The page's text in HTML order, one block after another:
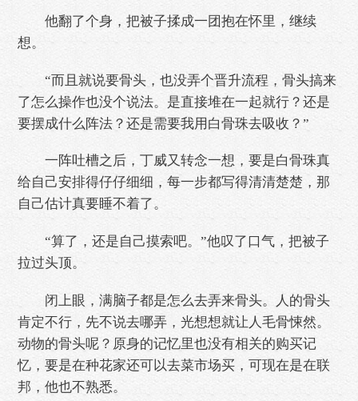
他翻了个身，把被子揉成一团抱在怀里，继续
想。
“而且就说要骨头，也没弄个晋升流程，骨头搞来
了怎么操作也没个说法。是直接堆在一起就行？还是
要摆成什么阵法？还是需要我用白骨珠去吸收？”
一阵吐槽之后，丁威又转念一想，要是白骨珠真
给自己安排得仔仔细细，每一步都写得清清楚楚，那
自己估计真要睡不着了。
“算了，还是自己摸索吧。”他叹了口气，把被子
拉过头顶。
闭上眼，满脑子都是怎么去弄来骨头。人的骨头
肯定不行，先不说去哪弄，光想想就让人毛骨悚然。
动物的骨头呢？原身的记忆里也没有相关的购买记
忆，要是在种花家还可以去菜市场买，可现在是在联
邦，他也不熟悉。